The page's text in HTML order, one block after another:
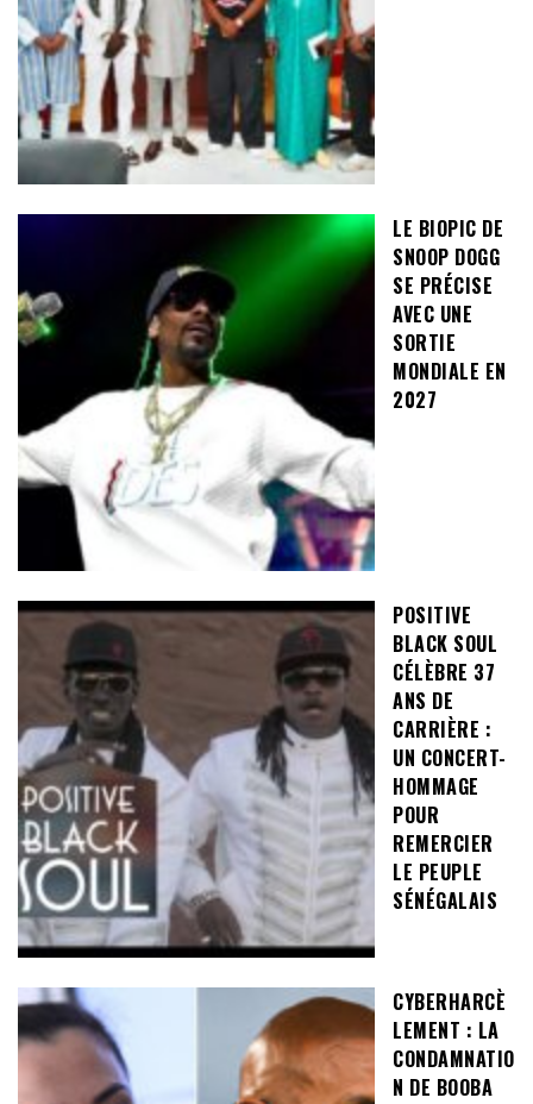
LE BIOPIC DE
SNOOP DOGG
SE PRÉCISE
AVEC UNE
SORTIE
MONDIALE EN
2027
POSITIVE
BLACK SOUL
CÉLÈBRE 37
ANS DE
CARRIÈRE :
UN CONCERT-
HOMMAGE
POUR
REMERCIER
LE PEUPLE
SÉNÉGALAIS
CYBERHARCÈ
LEMENT : LA
CONDAMNATIO
N DE BOOBA